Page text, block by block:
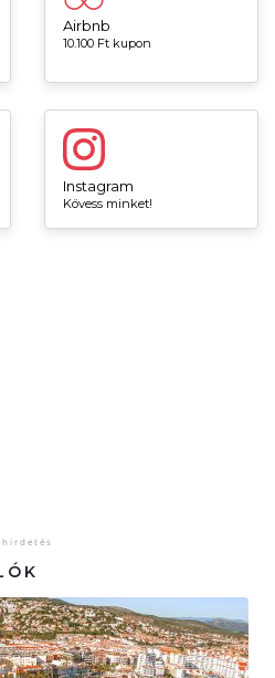
Airbnb
10.100 Ft kupon
Instagram
Kövess minket!